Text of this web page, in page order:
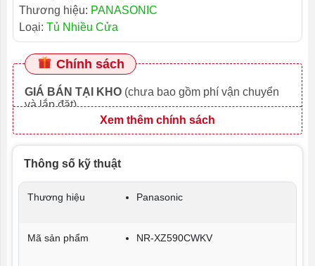
Thương hiệu: PANASONIC
Loại: Tủ Nhiều Cửa
Chính sách
GIÁ BÁN TẠI KHO (chưa bao gồm phí vận chuyển
và lắp đặt)
Xem thêm chính sách
Thông số kỹ thuật
Thương hiệu Panasonic
Mã sản phẩm NR-XZ590CWKV